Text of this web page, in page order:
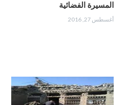
المسيرة الفضائية
أغسطس 27, 2016